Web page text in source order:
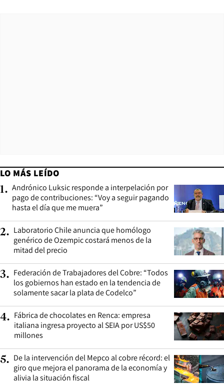
LO MÁS LEÍDO
1. Andrónico Luksic responde a interpelación por
pago de contribuciones: “Voy a seguir pagando
hasta el día que me muera”
2. Laboratorio Chile anuncia que homólogo
genérico de Ozempic costará menos de la
mitad del precio
3. Federación de Trabajadores del Cobre: “Todos
los gobiernos han estado en la tendencia de
solamente sacar la plata de Codelco”
4. Fábrica de chocolates en Renca: empresa
italiana ingresa proyecto al SEIA por US$50
millones
5. De la intervención del Mepco al cobre récord: el
giro que mejora el panorama de la economía y
alivia la situación fiscal